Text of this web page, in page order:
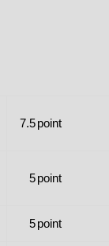
7.5point
5point
5point